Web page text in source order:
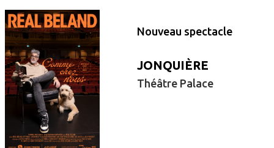
Nouveau spectacle
JONQUIÈRE
Théâtre Palace